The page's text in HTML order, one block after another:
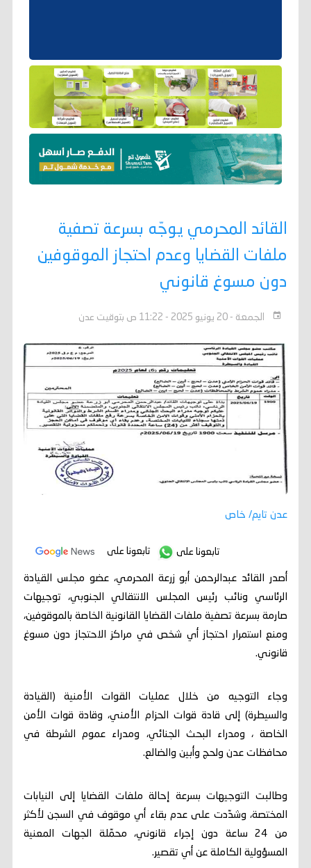
القائد المحرمي يوجّه بسرعة تصفية
ملفات القضايا وعدم احتجاز الموقوفين
دون مسوغ قانوني
الجمعة - 20 يونيو 2025 - 11:22 ص بتوقيت عدن
عدن تايم/ خاص
تابعونا على تابعونا على
أصدر القائد عبدالرحمن أبو زرعة المحرمي، عضو مجلس القيادة
الرئاسي ونائب رئيس المجلس الانتقالي الجنوبي، توجيهات
صارمة بسرعة تصفية ملفات القضايا القانونية الخاصة بالموقوفين،
ومنع استمرار احتجاز أي شخص في مراكز الاحتجاز دون مسوغ
قانوني.
وجاء التوجيه من خلال عمليات القوات الأمنية (القيادة
والسيطرة) إلى قادة قوات الحزام الأمني، وقادة قوات الأمن
الخاصة ، ومدراء البحث الجنائي، ومدراء عموم الشرطة في
محافظات عدن ولحج وأبين والضالع.
وطالبت التوجيهات بسرعة إحالة ملفات القضايا إلى النيابات
المختصة، وشدّدت على عدم بقاء أي موقوف في السجن لأكثر
من 24 ساعة دون إجراء قانوني، محمّلة الجهات المعنية
المسؤولية الكاملة عن أي تقصير.